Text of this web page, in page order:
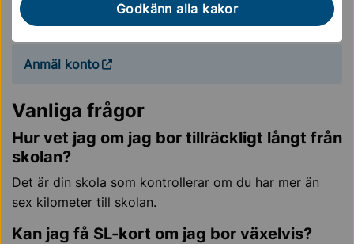
Godkänn alla kakor
Det gör du via Swedbanks kontoregister:
Anmäl konto
Vanliga frågor
Hur vet jag om jag bor tillräckligt långt från
skolan?
Det är din skola som kontrollerar om du har mer än
sex kilometer till skolan.
Kan jag få SL-kort om jag bor växelvis?